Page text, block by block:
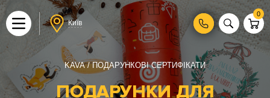
Київ
0
KAVA ПОДАРУНКОВІ СЕРТИФІКАТИ
ПОДАРУНКИ ДЛЯ